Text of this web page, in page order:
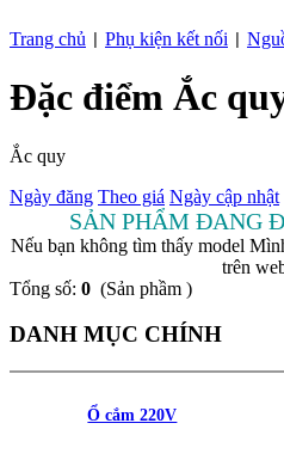
Trang chủ Phụ kiện kết nối
Đặc điểm Ắc
Ắc quy
Ngày đăng Theo giá Ngày cập nhật
SẢN PHẨM ĐANG
Nếu bạn không tìm thấy model
trên
Tổng số: 0 (Sản phầm )
DANH MỤC CHÍNH
Ổ cắm 220V